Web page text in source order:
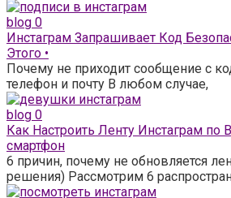
blog 0
Инстаграм Запрашивает Код
Этого •
Почему не приходит сообщение с
телефон и почту В любом случае,
blog 0
Как Настроить Ленту Инстаграм по
смартфон
6 причин, почему не обновляется
решения) Рассмотрим 6